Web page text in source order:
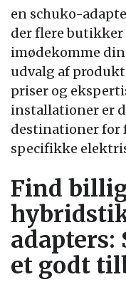
en schuko-
der flere butikker
imødekomme
udvalg af
priser og
installationer er
destinationer for
specifikke
Find
adapters:
et godt